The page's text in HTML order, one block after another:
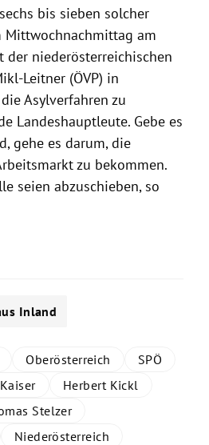
bis sieben solcher
Mittwochnachmittag am
der niederösterreichischen
Leitner (ÖVP) in
Asylverfahren zu
Landeshauptleute. Gebe es
gehe es darum, die
zu bekommen.
seien abzuschieben, so
Inland
Oberösterreich
SPÖ
Herbert Kickl
Stelzer
Niederösterreich